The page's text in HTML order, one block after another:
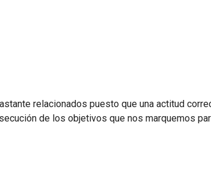
relacionados puesto que una actitud
de los objetivos que nos marquemos